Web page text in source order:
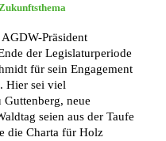
Präsident
der Legislaturperiode
für sein Engagement
Hier sei viel
neue
seien aus der Taufe
die Charta für Holz